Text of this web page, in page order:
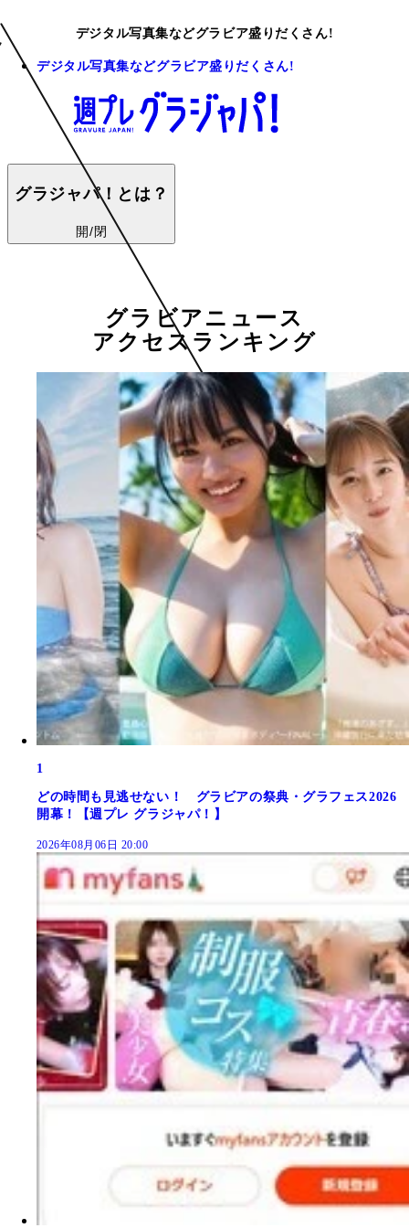
デジタル写真集などグラビア盛りだくさん!
デジタル写真集などグラビア盛りだくさん!
グラジャパ！とは？
開/閉
グラビアニュース
アクセスランキング
1
どの時間も見逃せない！ グラビアの祭典・グラフェス2026
開幕！【週プレ グラジャパ！】
2026年08月06日 20:00